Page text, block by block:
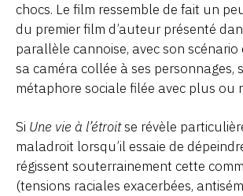
chocs. Le film ressemble de fait un
du premier film d’auteur présenté
parallèle cannoise, avec son scénario
sa caméra collée à ses personnages,
métaphore sociale filée avec plus ou
Si Une vie à l’étroitse révèle
maladroit lorsqu’il essaie de
régissent souterrainement cette
(tensions raciales exacerbées,